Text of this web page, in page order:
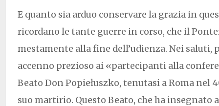
E quanto sia arduo conservare la grazia in
ricordano le tante guerre in corso, che il
mestamente alla fine dell’udienza. Nei saluti,
accenno prezioso ai «partecipanti alla
Beato Don Popiełuszko, tenutasi a Roma nel
suo martirio. Questo Beato, che ha insegnato